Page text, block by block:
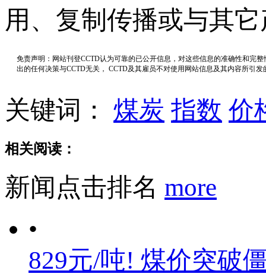
用、复制传播或与其
免责声明：网站刊登CCTD认为可靠的已公开信息，对这些信息的准确性和完
出的任何决策与CCTD无关， CCTD及其雇员不对使用网站信息及其内容所引
关键词： 煤炭 指数 价
相关阅读：
新闻点击排名 more
•
829元/吨! 煤价突破